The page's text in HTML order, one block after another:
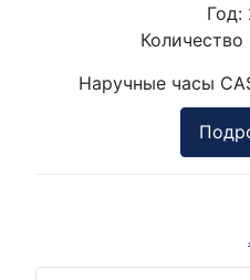
Год:
Количество
Наручные часы